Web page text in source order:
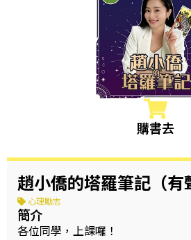
購書去
趙小僑的塔羅筆記（有
心理勵志
簡介
各位同學，上課囉！